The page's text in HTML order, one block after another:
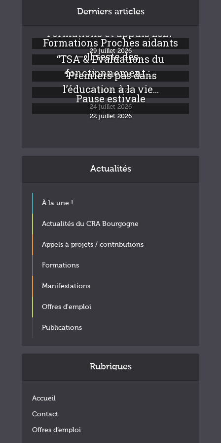
Derniers articles
Formations et appuis 2027
29 juillet 2026
Formations Proches aidants
– Il reste des...
24 juillet 2026
“TSA & Evaluations du
fonctionnement :...
24 juillet 2026
“Premiers pas dans
l’éducation à la vie...
24 juillet 2026
Pause estivale
22 juillet 2026
Actualités
À la une !
Actualités du CRA Bourgogne
Appels à projets / contributions
Formations
Manifestations
Offres d'emploi
Publications
Rubriques
Accueil
Contact
Offres d’emploi